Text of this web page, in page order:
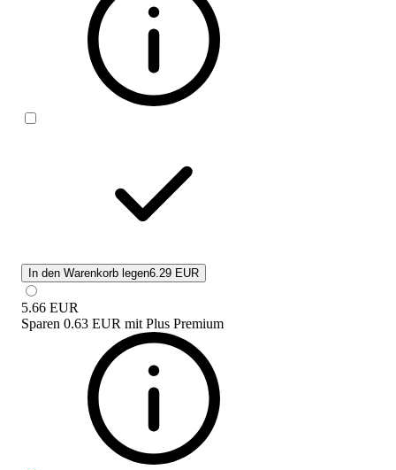
In den Warenkorb legen6.29 EUR
5.66 EUR
Sparen 0.63 EUR mit Plus Premium